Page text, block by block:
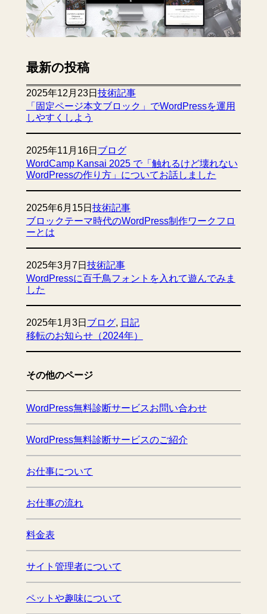
最新の投稿
2025年12月23日 技術記事
「固定ページ本文ブロック」でWordPressを運用
しやすくしよう
2025年11月16日 ブログ
WordCamp Kansai 2025 で「触れるけど壊れない
WordPressの作り方」についてお話しました
2025年6月15日 技術記事
ブロックテーマ時代のWordPress制作ワークフロ
ーとは
2025年3月7日 技術記事
WordPressに百千鳥フォントを入れて遊んでみま
した
2025年1月3日 ブログ, 日記
移転のお知らせ（2024年）
その他のページ
WordPress無料診断サービスお問い合わせ
WordPress無料診断サービスのご紹介
お仕事について
お仕事の流れ
料金表
サイト管理者について
ペットや趣味について